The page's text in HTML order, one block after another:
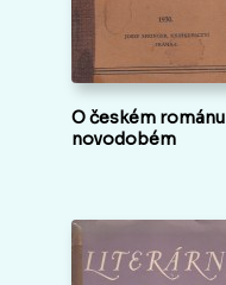
O českém románu
novodobém